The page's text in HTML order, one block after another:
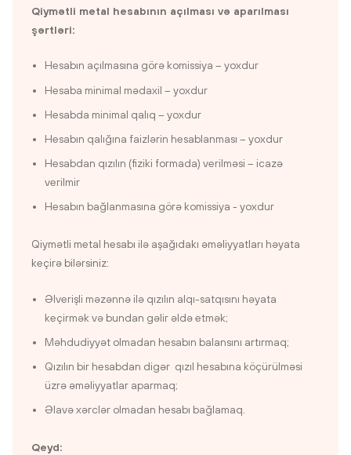
Qiymətli metal hesabının açılması və aparılması
şərtləri:
Hesabın açılmasına görə komissiya – yoxdur
Hesaba minimal mədaxil – yoxdur
Hesabda minimal qalıq – yoxdur
Hesabın qalığına faizlərin hesablanması – yoxdur
Hesabdan qızılın (fiziki formada) verilməsi – icazə
verilmir
Hesabın bağlanmasına görə komissiya - yoxdur
Qiymətli metal hesabı ilə aşağıdakı əməliyyatları həyata
keçirə bilərsiniz:
Əlverişli məzənnə ilə qızılın alqı-satqısını həyata
keçirmək və bundan gəlir əldə etmək;
Məhdudiyyət olmadan hesabın balansını artırmaq;
Qızılın bir hesabdan digər qızıl hesabına köçürülməsi
üzrə əməliyyatlar aparmaq;
Əlavə xərclər olmadan hesabı bağlamaq.
Qeyd: